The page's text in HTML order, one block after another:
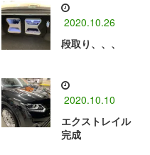
2020.10.26
段取り、、、
2020.10.10
エクストレイル
完成